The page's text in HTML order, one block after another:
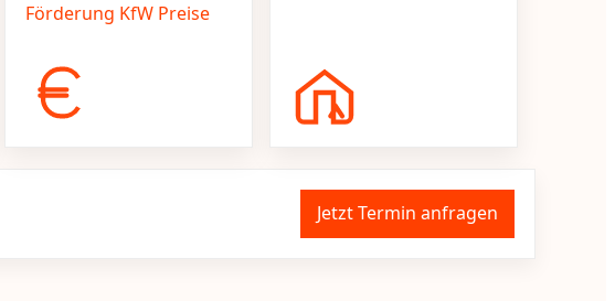
Förderung KfW Preise
Jetzt Termin anfragen